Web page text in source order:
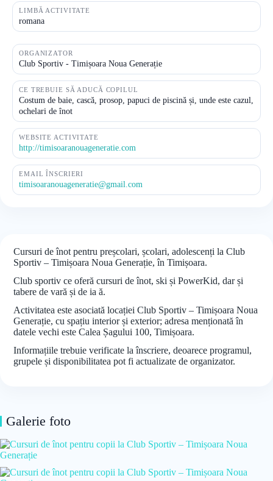
LIMBĂ ACTIVITATE
romana
ORGANIZATOR
Club Sportiv - Timișoara Noua Generație
CE TREBUIE SĂ ADUCĂ COPILUL
Costum de baie, cască, prosop, papuci de piscină și, unde este cazul,
ochelari de înot
WEBSITE ACTIVITATE
http://timisoaranouageneratie.com
EMAIL ÎNSCRIERI
timisoaranouageneratie@gmail.com
Cursuri de înot pentru preșcolari, școlari, adolescenți la Club
Sportiv – Timișoara Noua Generație, în Timișoara.
Club sportiv ce oferă cursuri de înot, ski și PowerKid, dar și
tabere de vară și de ia ă.
Activitatea este asociată locației Club Sportiv – Timișoara Noua
Generație, cu spațiu interior și exterior; adresa menționată în
datele vechi este Calea Șagului 100, Timișoara.
Informațiile trebuie verificate la înscriere, deoarece programul,
grupele și disponibilitatea pot fi actualizate de organizator.
Galerie foto